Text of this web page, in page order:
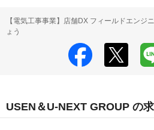
【電気工事事業】店舗DX フィールドエンジ
ょう
USEN＆U-NEXT GROUP の